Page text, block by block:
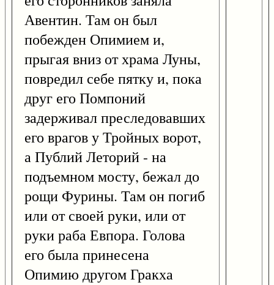
Авентин. Там он был
побежден Опимием и,
прыгая вниз от храма Луны,
повредил себе пятку и, пока
друг его Помпоний
задерживал преследовавших
его врагов у Тройных ворот,
а Публий Леторий - на
подъемном мосту, бежал до
рощи Фурины. Там он погиб
или от своей руки, или от
руки раба Евпора. Голова
его была принесена
Опимию другом Гракха